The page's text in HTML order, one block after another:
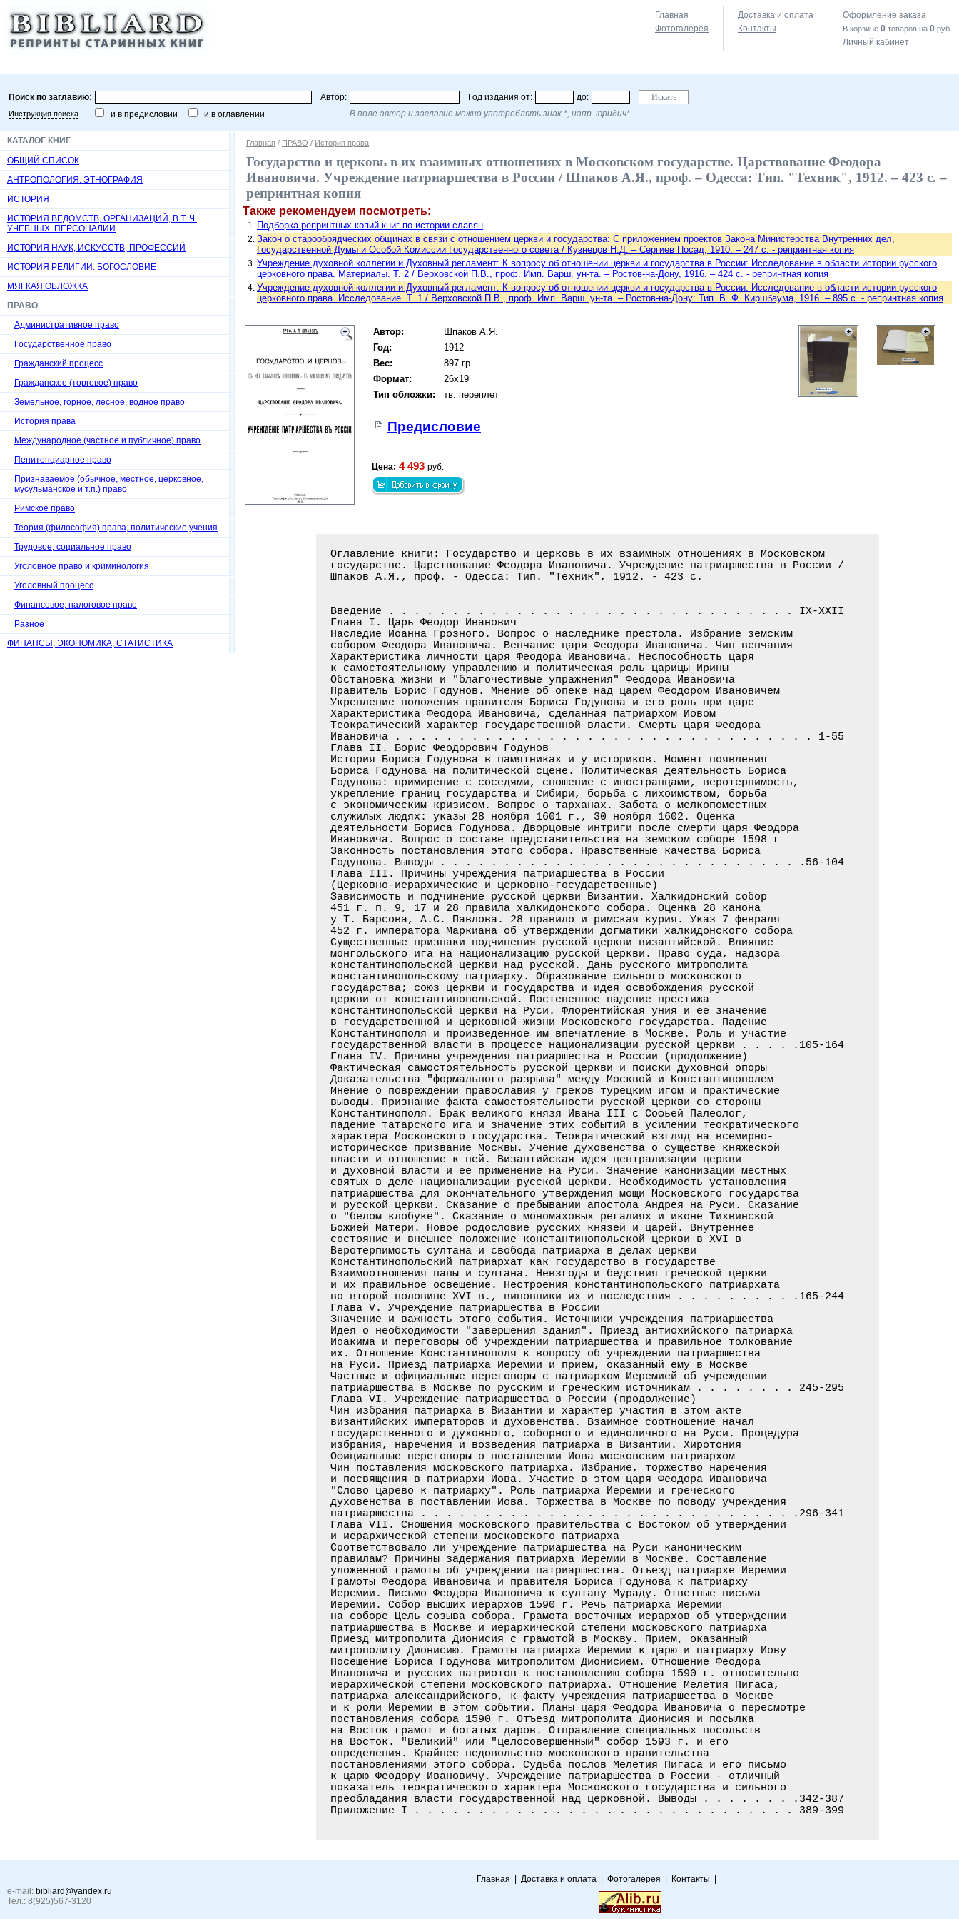
Главная
Фотогалерея
Доставка и оплата
Контакты
Оформление заказа
В корзине 0 товаров на 0 руб.
Личный кабинет
Поиск по заглавию: Автор: Год издания от: до:
Инструкция поиска и в предисловии и в оглавлении В поле автор и заглавие можно употреблять знак *, напр. юридич*
КАТАЛОГ КНИГ
ОБЩИЙ СПИСОК
АНТРОПОЛОГИЯ. ЭТНОГРАФИЯ
ИСТОРИЯ
ИСТОРИЯ ВЕДОМСТВ, ОРГАНИЗАЦИЙ, В Т. Ч.
УЧЕБНЫХ. ПЕРСОНАЛИИ
ИСТОРИЯ НАУК, ИСКУССТВ, ПРОФЕССИЙ
ИСТОРИЯ РЕЛИГИИ. БОГОСЛОВИЕ
МЯГКАЯ ОБЛОЖКА
ПРАВО
Административное право
Государственное право
Гражданский процесс
Гражданское (торговое) право
Земельное, горное, лесное, водное право
История права
Международное (частное и публичное) право
Пенитенциарное право
Признаваемое (обычное, местное, церковное,
мусульманское и т.п.) право
Римское право
Теория (философия) права, политические учения
Трудовое, социальное право
Уголовное право и криминология
Уголовный процесс
Финансовое, налоговое право
Разное
ФИНАНСЫ, ЭКОНОМИКА, СТАТИСТИКА
Главная / ПРАВО / История права
Государство и церковь в их взаимных отношениях в Московском государстве. Царствование Феодора
Ивановича. Учреждение патриаршества в России / Шпаков А.Я., проф. – Одесса: Тип. "Техник", 1912. – 423 с. –
репринтная копия
Также рекомендуем посмотреть:
Подборка репринтных копий книг по истории славян
Закон о старообрядческих общинах в связи с отношением церкви и государства: С приложением проектов Закона Министерства Внутренних дел,
Государственной Думы и Особой Комиссии Государственного совета / Кузнецов Н.Д. – Сергиев Посад, 1910. – 247 с. - репринтная копия
Учреждение духовной коллегии и Духовный регламент: К вопросу об отношении церкви и государства в России: Исследование в области истории русского
церковного права. Материалы. Т. 2 / Верховской П.В., проф. Имп. Варш. ун-та. – Ростов-на-Дону, 1916. – 424 с. - репринтная копия
Учреждение духовной коллегии и Духовный регламент: К вопросу об отношении церкви и государства в России: Исследование в области истории русского
церковного права. Исследование. Т. 1 / Верховской П.В., проф. Имп. Варш. ун-та. – Ростов-на-Дону: Тип. В. Ф. Киршбаума, 1916. – 895 с. - репринтная копия
Автор:
Шпаков А.Я.
Год:
1912
Вес:
897 гр.
Формат:
26x19
Тип обложки:
тв. переплет
Предисловие
Цена: 4 493 руб.
Оглавление книги: Государство и церковь в их взаимных отношениях в Московском
государстве. Царствование Феодора Ивановича. Учреждение патриаршества в России /
Шпаков А.Я., проф. - Одесса: Тип. "Техник", 1912. - 423 с.
Введение . . . . . . . . . . . . . . . . . . . . . . . . . . . . . . . . IX-XXII
Глава I. Царь Феодор Иванович
Наследие Иоанна Грозного. Вопрос о наследнике престола. Избрание земским
собором Феодора Ивановича. Венчание царя Феодора Ивановича. Чин венчания
Характеристика личности царя Феодора Ивановича. Неспособность царя
к самостоятельному управлению и политическая роль царицы Ирины
Обстановка жизни и "благочестивые упражнения" Феодора Ивановича
Правитель Борис Годунов. Мнение об опеке над царем Феодором Ивановичем
Укрепление положения правителя Бориса Годунова и его роль при царе
Характеристика Феодора Ивановича, сделанная патриархом Иовом
Теократический характер государственной власти. Смерть царя Феодора
Ивановича . . . . . . . . . . . . . . . . . . . . . . . . . . . . . . . . . 1-55
Глава II. Борис Феодорович Годунов
История Бориса Годунова в памятниках и у историков. Момент появления
Бориса Годунова на политической сцене. Политическая деятельность Бориса
Годунова: примирение с соседями, сношение с иностранцами, веротерпимость,
укрепление границ государства и Сибири, борьба с лихоимством, борьба
с экономическим кризисом. Вопрос о тарханах. Забота о мелкопоместных
служилых людях: указы 28 ноября 1601 г., 30 ноября 1602. Оценка
деятельности Бориса Годунова. Дворцовые интриги после смерти царя Феодора
Ивановича. Вопрос о составе представительства на земском соборе 1598 г
Законность постановления этого собора. Нравственные качества Бориса
Годунова. Выводы . . . . . . . . . . . . . . . . . . . . . . . . . . . . .56-104
Глава III. Причины учреждения патриаршества в России
(Церковно-иерархические и церковно-государственные)
Зависимость и подчинение русской церкви Византии. Халкидонский собор
451 г. п. 9, 17 и 28 правила халкидонского собора. Оценка 28 канона
у Т. Барсова, А.С. Павлова. 28 правило и римская курия. Указ 7 февраля
452 г. императора Маркиана об утверждении догматики халкидонского собора
Существенные признаки подчинения русской церкви византийской. Влияние
монгольского ига на национализацию русской церкви. Право суда, надзора
константинопольской церкви над русской. Дань русского митрополита
константинопольскому патриарху. Образование сильного московского
государства; союз церкви и государства и идея освобождения русской
церкви от константинопольской. Постепенное падение престижа
константинопольской церкви на Руси. Флорентийская уния и ее значение
в государственной и церковной жизни Московского государства. Падение
Константинополя и произведенное им впечатление в Москве. Роль и участие
государственной власти в процессе национализации русской церкви . . . . .105-164
Глава IV. Причины учреждения патриаршества в России (продолжение)
Фактическая самостоятельность русской церкви и поиски духовной опоры
Доказательства "формального разрыва" между Москвой и Константинополем
Мнение о повреждении православия у греков турецким игом и практические
выводы. Признание факта самостоятельности русской церкви со стороны
Константинополя. Брак великого князя Ивана III с Софьей Палеолог,
падение татарского ига и значение этих событий в усилении теократического
характера Московского государства. Теократический взгляд на всемирно-
историческое призвание Москвы. Учение духовенства о существе княжеской
власти и отношение к ней. Византийская идея централизации церкви
и духовной власти и ее применение на Руси. Значение канонизации местных
святых в деле национализации русской церкви. Необходимость установления
патриаршества для окончательного утверждения мощи Московского государства
и русской церкви. Сказание о пребывании апостола Андрея на Руси. Сказание
о "белом клобуке". Сказание о мономаховых регалиях и иконе Тихвинской
Божией Матери. Новое родословие русских князей и царей. Внутреннее
состояние и внешнее положение константинопольской церкви в XVI в
Веротерпимость султана и свобода патриарха в делах церкви
Константинопольский патриархат как государство в государстве
Взаимоотношения папы и султана. Невзгоды и бедствия греческой церкви
и их правильное освещение. Нестроения константинопольского патриархата
во второй половине XVI в., виновники их и последствия . . . . . . . . . .165-244
Глава V. Учреждение патриаршества в России
Значение и важность этого события. Источники учреждения патриаршества
Идея о необходимости "завершения здания". Приезд антиохийского патриарха
Иоакима и переговоры об учреждении патриаршества и правильное толкование
их. Отношение Константинополя к вопросу об учреждении патриаршества
на Руси. Приезд патриарха Иеремии и прием, оказанный ему в Москве
Частные и официальные переговоры с патриархом Иеремией об учреждении
патриаршества в Москве по русским и греческим источникам . . . . . . . . 245-295
Глава VI. Учреждение патриаршества в России (продолжение)
Чин избрания патриарха в Византии и характер участия в этом акте
византийских императоров и духовенства. Взаимное соотношение начал
государственного и духовного, соборного и единоличного на Руси. Процедура
избрания, наречения и возведения патриарха в Византии. Хиротония
Официальные переговоры о поставлении Иова московским патриархом
Чин поставления московского патриарха. Избрание, торжество наречения
и посвящения в патриархи Иова. Участие в этом царя Феодора Ивановича
"Слово царево к патриарху". Роль патриарха Иеремии и греческого
духовенства в поставлении Иова. Торжества в Москве по поводу учреждения
патриаршества . . . . . . . . . . . . . . . . . . . . . . . . . . . . . .296-341
Глава VII. Сношения московского правительства с Востоком об утверждении
и иерархической степени московского патриарха
Соответствовало ли учреждение патриаршества на Руси каноническим
правилам? Причины задержания патриарха Иеремии в Москве. Составление
уложенной грамоты об учреждении патриаршества. Отъезд патриархе Иеремии
Грамоты Феодора Ивановича и правителя Бориса Годунова к патриарху
Иеремии. Письмо Феодора Ивановича к султану Мураду. Ответные письма
Иеремии. Собор высших иерархов 1590 г. Речь патриарха Иеремии
на соборе Цель созыва собора. Грамота восточных иерархов об утверждении
патриаршества в Москве и иерархической степени московского патриарха
Приезд митрополита Дионисия с грамотой в Москву. Прием, оказанный
митрополиту Дионисию. Грамоты патриарха Иеремии к царю и патриарху Иову
Посещение Бориса Годунова митрополитом Дионисием. Отношение Феодора
Ивановича и русских патриотов к постановлению собора 1590 г. относительно
иерархической степени московского патриарха. Отношение Мелетия Пигаса,
патриарха александрийского, к факту учреждения патриаршества в Москве
и к роли Иеремии в этом событии. Планы царя Феодора Ивановича о пересмотре
постановления собора 1590 г. Отъезд митрополита Дионисия и посылка
на Восток грамот и богатых даров. Отправление специальных посольств
на Восток. "Великий" или "целосовершенный" собор 1593 г. и его
определения. Крайнее недовольство московского правительства
постановлениями этого собора. Судьба послов Мелетия Пигаса и его письмо
к царю Феодору Ивановичу. Учреждение патриаршества в России - отличный
показатель теократического характера Московского государства и сильного
преобладания власти государственной над церковной. Выводы . . . . . . . .342-387
e-mail: bibliard@yandex.ru
Тел.: 8(925)567-3120
Главная Доставка и оплата| Фотогалерея Контакты